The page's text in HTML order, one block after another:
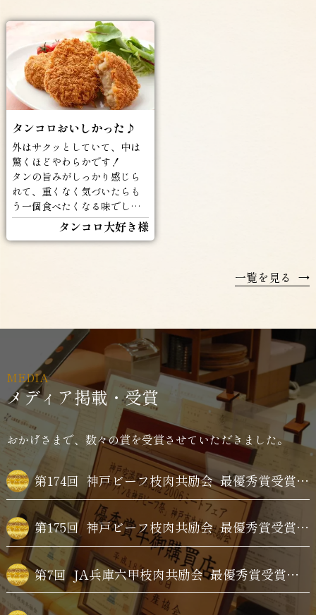
タンコロおいしかった♪
外はサクッとしていて、中は
驚くほどやわらかです！
タンの旨みがしっかり感じら
れて、重くなく気づいたらも
う一個食べたくなる味でした
(^^♪
タンコロ大好き様
一覧を見る →
MEDIA
メディア掲載・受賞
おかげさまで、数々の賞を受賞させていただきました。
第174回 神戸ビーフ枝肉共励会 最優秀賞受賞牛購買
第175回 神戸ビーフ枝肉共励会 最優秀賞受賞牛購買
第7回 JA兵庫六甲枝肉共励会 最優秀賞受賞牛購買